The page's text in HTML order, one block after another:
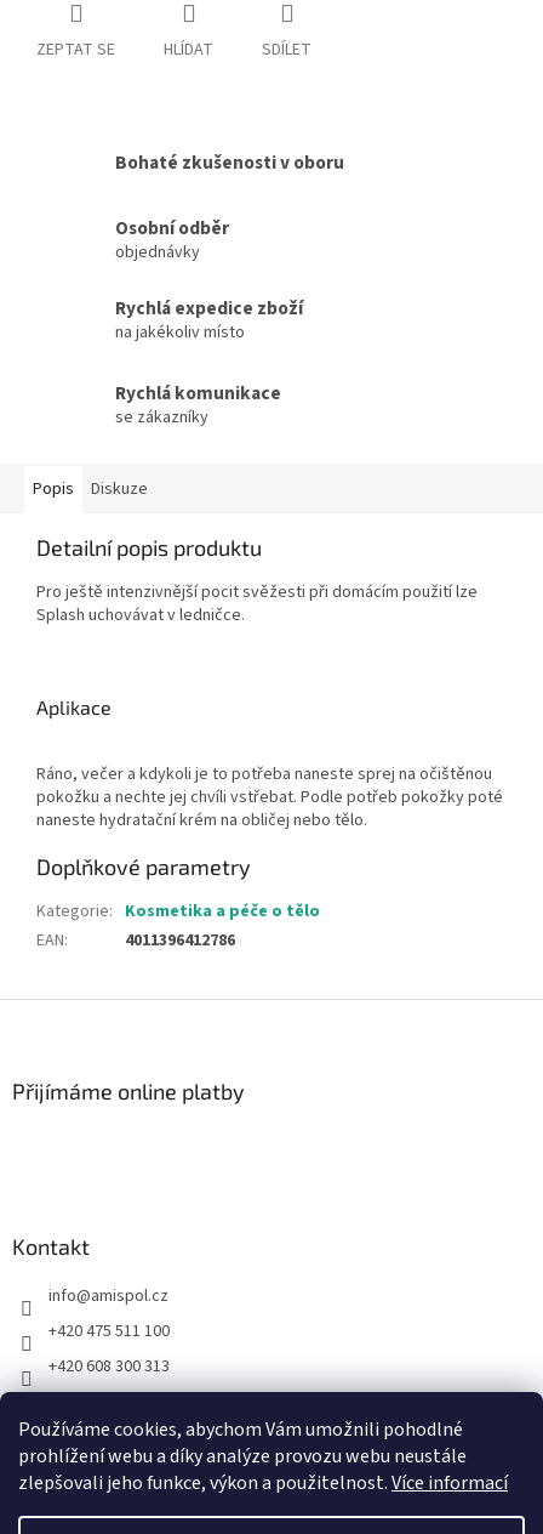
Používáme cookies, abychom Vám umožnili pohodlné
prohlížení webu a díky analýze provozu webu neustále
zlepšovali jeho funkce, výkon a použitelnost.Více informací
ZEPTAT SE HLÍDAT SDÍLET
Bohaté zkušenosti v oboru
Osobní odběr
objednávky
Rychlá expedice zboží
na jakékoliv místo
Rychlá komunikace
se zákazníky
Popis Diskuze
Detailní popis produktu
Pro ještě intenzivnější pocit svěžesti při domácím použití lze
Splash uchovávat v ledničce.
Aplikace
Ráno, večer a kdykoli je to potřeba naneste sprej na očištěnou
pokožku a nechte jej chvíli vstřebat. Podle potřeb pokožky poté
naneste hydratační krém na obličej nebo tělo.
Doplňkové parametry
Kategorie: Kosmetika a péče o tělo
EAN: 4011396412786
Přijímáme online platby
Kontakt
info@amispol.cz
+420 475 511 100
+420 608 300 313
Ukázky instalace AMISPOL Skrytého obrubníku